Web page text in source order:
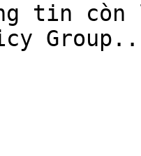
tin còn